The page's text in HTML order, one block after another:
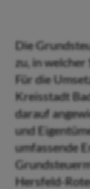
Die
zu, in welcher
Für die
Kreisstadt
darauf
und
umfassende
Hersfeld-